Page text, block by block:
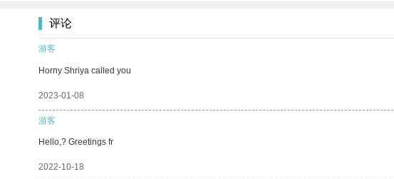
评论
游客
Horny Shriya called you
2023-01-08
游客
Hello,? Greetings fr
2022-10-18